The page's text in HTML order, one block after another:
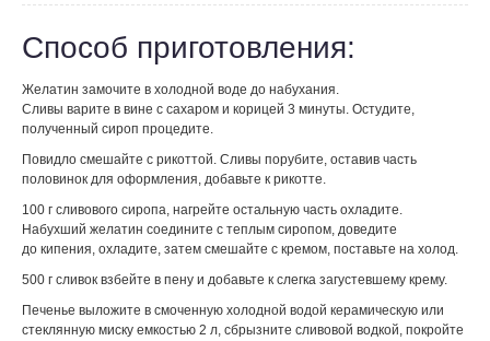
Способ приготовления:
Желатин замочите в холодной воде до набухания.
Сливы варите в вине с сахаром и корицей 3 минуты. Остудите,
полученный сироп процедите.
Повидло смешайте с рикоттой. Сливы порубите, оставив часть
половинок для оформления, добавьте к рикотте.
100 г сливового сиропа, нагрейте остальную часть охладите.
Набухший желатин соедините с теплым сиропом, доведите
до кипения, охладите, затем смешайте с кремом, поставьте на холод.
500 г сливок взбейте в пену и добавьте к слегка загустевшему крему.
Печенье выложите в смоченную холодной водой керамическую или
стеклянную миску емкостью 2 л, сбрызните сливовой водкой, покройте